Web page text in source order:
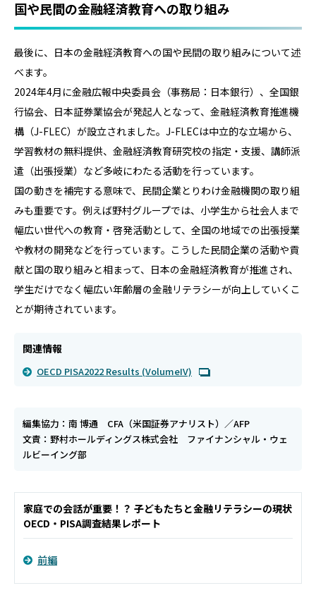
国や民間の金融経済教育への取り組み
最後に、日本の金融経済教育への国や民間の取り組みについて述
べます。
2024年4月に金融広報中央委員会（事務局：日本銀行）、全国銀
行協会、日本証券業協会が発起人となって、金融経済教育推進機
構（J-FLEC）が設立されました。J-FLECは中立的な立場から、
学習教材の無料提供、金融経済教育研究校の指定・支援、講師派
遣（出張授業）など多岐にわたる活動を行っています。
国の動きを補完する意味で、民間企業とりわけ金融機関の取り組
みも重要です。例えば野村グループでは、小学生から社会人まで
幅広い世代への教育・啓発活動として、全国の地域での出張授業
や教材の開発などを行っています。こうした民間企業の活動や貢
献と国の取り組みと相まって、日本の金融経済教育が推進され、
学生だけでなく幅広い年齢層の金融リテラシーが向上していくこ
とが期待されています。
関連情報
OECD PISA2022 Results (VolumeIV)
編集協力：南 博通 CFA（米国証券アナリスト）／AFP
文責：野村ホールディングス株式会社 ファイナンシャル・ウェ
ルビーイング部
家庭での会話が重要！？ 子どもたちと金融リテラシーの現状
OECD・PISA調査結果レポート
前編